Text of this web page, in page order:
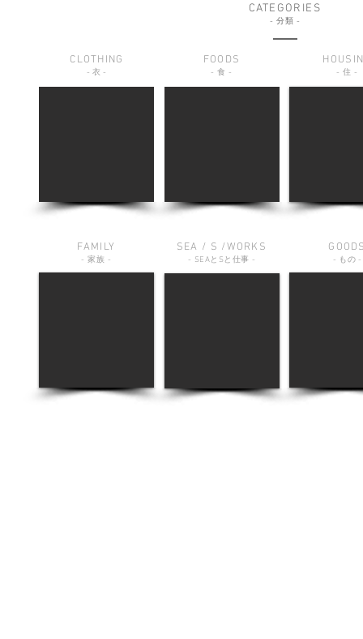
CATEGORIES
- 分類 -
CLOTHING
-衣 -
FOODS
- 食 - - 住 -
FAMILY
- 家族 -
SEA / S /WORKS
- SEAと S と仕事 - - もの -